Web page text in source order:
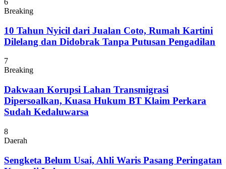
6
Breaking
10 Tahun Nyicil dari Jualan Coto, Rumah Kartini
Dilelang dan Didobrak Tanpa Putusan Pengadilan
7
Breaking
Dakwaan Korupsi Lahan Transmigrasi
Dipersoalkan, Kuasa Hukum BT Klaim Perkara
Sudah Kedaluwarsa
8
Daerah
Sengketa Belum Usai, Ahli Waris Pasang Peringatan